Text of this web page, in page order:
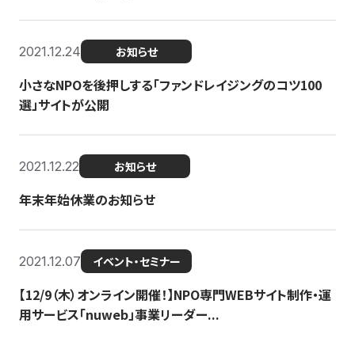
2021.12.24 お知らせ
小さなNPOを後押しする「ファンドレイジングのコツ100
選」サイトが公開
2021.12.22 お知らせ
年末年始休業のお知らせ
2021.12.07 イベント・セミナー
【12/9（木）オンライン開催！】NPO専門WEBサイト制作・運
用サービス「nuweb」事業リーダー...